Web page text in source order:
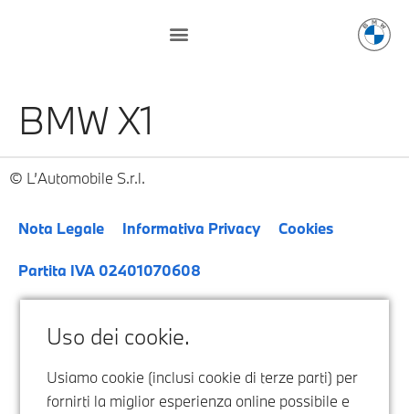
Uso dei cookie.
Usiamo cookie (inclusi cookie di terze parti) per
fornirti la miglior esperienza online possibile e
BMW X1
L’Automobile S.r.l.
Nota Legale Informativa Privacy Cookies
Partita IVA 02401070608